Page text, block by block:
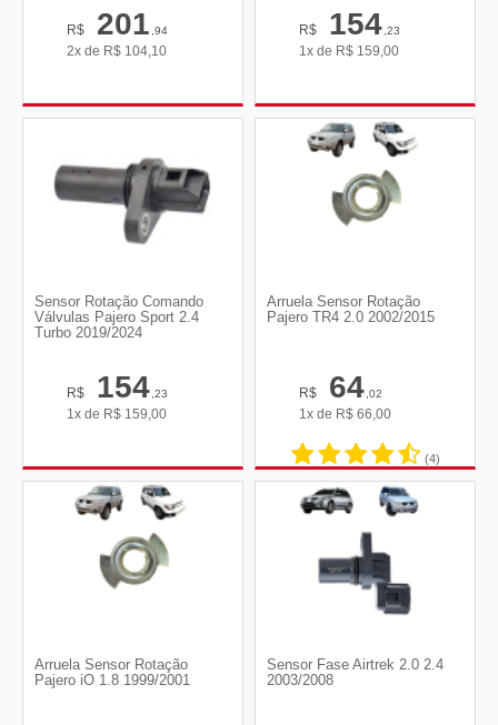
R$ 201,94
2x de R$ 104,10
R$ 154,23
1x de R$ 159,00
Sensor Rotação Comando
Válvulas Pajero Sport 2.4
Turbo 2019/2024
R$ 154,23
1x de R$ 159,00
Arruela Sensor Rotação
Pajero TR4 2.0 2002/2015
R$ 64,02
1x de R$ 66,00
(4)
Arruela Sensor Rotação
Pajero iO 1.8 1999/2001
Sensor Fase Airtrek 2.0 2.4
2003/2008